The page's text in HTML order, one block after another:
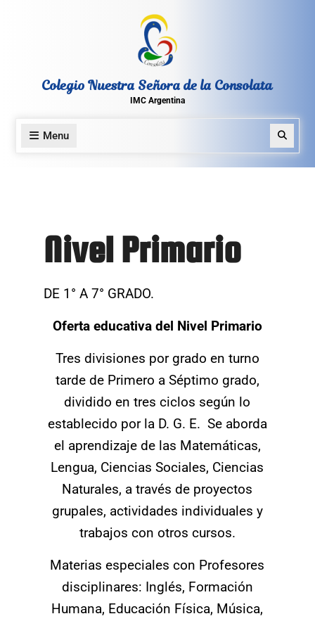
Colegio Nuestra Señora de la Consolata
IMC Argentina
Menu
Nivel Primario
DE 1° A 7° GRADO.
Oferta educativa del Nivel Primario
Tres divisiones por grado en turno
tarde de Primero a Séptimo grado,
dividido en tres ciclos según lo
establecido por la D. G. E. Se aborda
el aprendizaje de las Matemáticas,
Lengua, Ciencias Sociales, Ciencias
Naturales, a través de proyectos
grupales, actividades individuales y
trabajos con otros cursos.
Materias especiales con Profesores
disciplinares: Inglés, Formación
Humana, Educación Física, Música,